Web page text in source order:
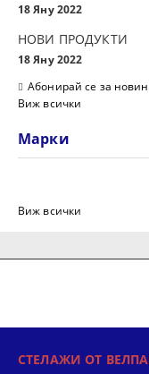
18 Яну 2022
НОВИ ПРОДУКТИ
18 Яну 2022
Абонирай се за
Виж всички
Марки
Виж всички
СТЕЛАЖИ ОТ